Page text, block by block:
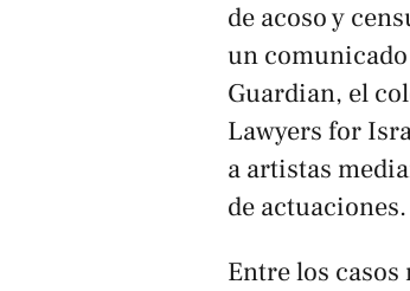
de acoso y
un
Guardian, el
Lawyers for
a artistas
de actuaciones.
Entre los